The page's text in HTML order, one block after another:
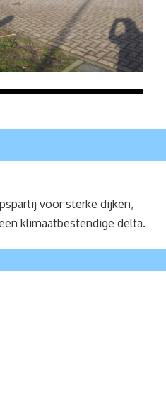
voor sterke dijken,
klimaatbestendige delta.